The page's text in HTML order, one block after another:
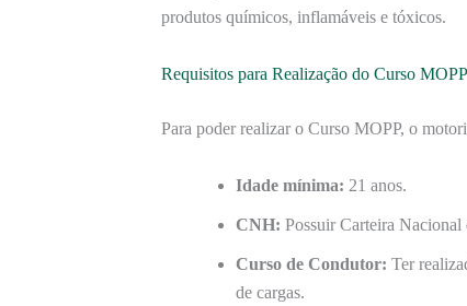
produtos químicos, inflamáveis e tóxicos.
Requisitos para Realização do Curso MOPP
Para poder realizar o Curso MOPP, o
Idade mínima: 21 anos.
CNH: Possuir Carteira
Curso de Condutor: Ter
de cargas.